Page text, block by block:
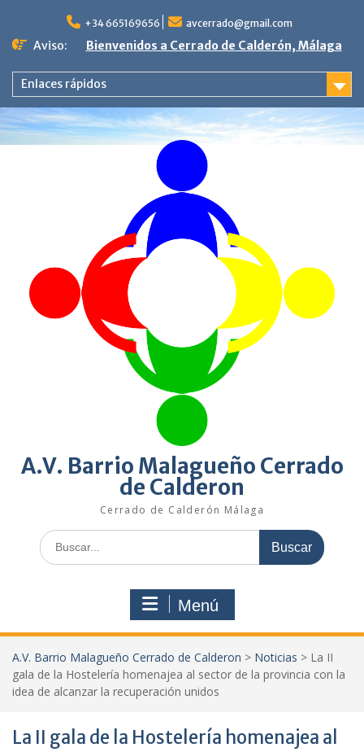
contenido
+34 665169656 avcerrado@gmail.com
Aviso: Bienvenidos a Cerrado de Calderón, Málaga
Enlaces rápidos
A.V. Barrio Malagueño Cerrado
de Calderon
Cerrado de Calderón Málaga
Buscar:
Menú
A.V. Barrio Malagueño Cerrado de Calderon > Noticias > La II
gala de la Hostelería homenajea al sector de la provincia con la
idea de alcanzar la recuperación unidos
La II gala de la Hostelería homenajea al